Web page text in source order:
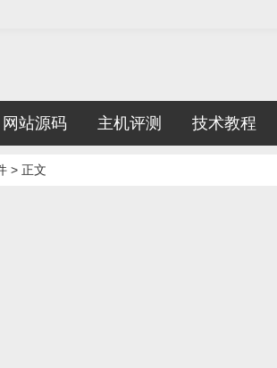
网站源码 主机评测 技术教程
> 正文